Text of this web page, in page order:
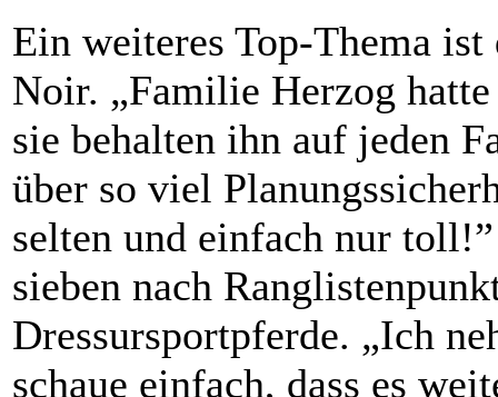
Ein weiteres Top-Thema
Noir. „Familie Herzog
sie behalten ihn auf jeden
über so viel
selten und einfach nur
sieben nach
Dressursportpferde. „Ich
schaue einfach, dass es